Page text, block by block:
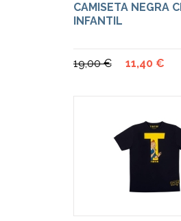
CAMISETA NEGRA
INFANTIL
19,00 € 11,40 €